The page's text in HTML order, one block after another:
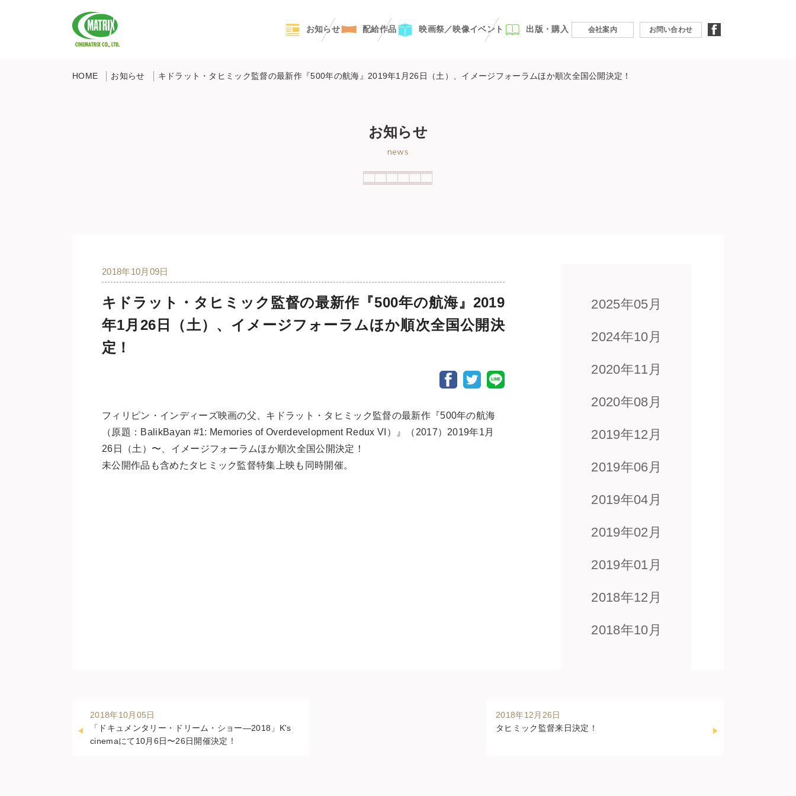
お知らせ 配給作品 映画祭／映像イベント 出版・購入 会社案内 お問い合わせ
HOME お知らせ キドラット・タヒミック監督の最新作『500年の航海』2019年1月26日（土）、イメージフォーラムほか順次全国公開決定！
お知らせ
news
2018年10月09日
キドラット・タヒミック監督の最新作『500年の航海』2019
年1月26日（土）、イメージフォーラムほか順次全国公開決
定！
Facebook Share
Twitter Share
フィリピン・インディーズ映画の父、キドラット・タヒミック監督の最新作『500年の航海
（原題：BalikBayan #1: Memories of Overdevelopment Redux VI）』（2017）2019年1月
26日（土）〜、イメージフォーラムほか順次全国公開決定！
未公開作品も含めたタヒミック監督特集上映も同時開催。
2025年05月
2024年10月
2020年11月
2020年08月
2019年12月
2019年06月
2019年04月
2019年02月
2019年01月
2018年12月
2018年10月
2018年10月05日
「ドキュメンタリー・ドリーム・ショー—2018」K's
cinemaにて10月6日〜26日開催決定！
2018年12月26日
タヒミック監督来日決定！